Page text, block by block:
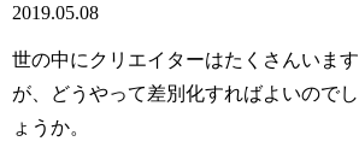
2019.05.08
世の中にクリエイターはたくさんいます
が、どうやって差別化すればよいのでし
ょうか。